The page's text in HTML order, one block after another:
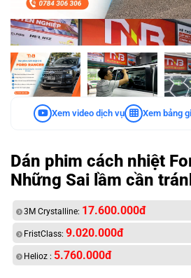
Xem video dịch vụ Xem bảng
Dán phim cách nhiệt
Những Sai lầm cần
3M Crystalline: 17.600.000đ
FristClass: 9.020.000đ
Helioz : 5.760.000đ